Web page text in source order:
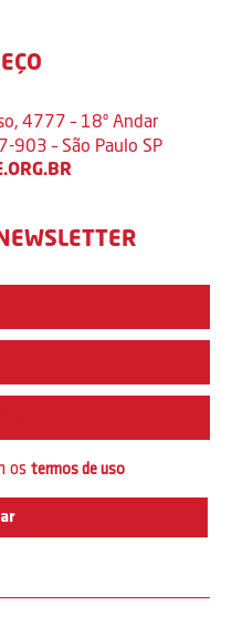
4777 – 18º Andar
903 – São Paulo SP
os termos de uso